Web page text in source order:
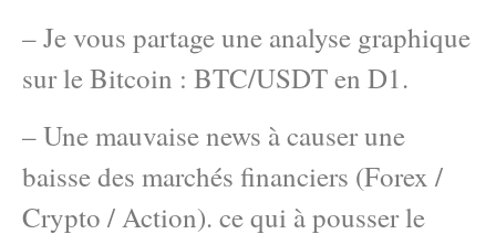
– Je vous partage une analyse graphique
sur le Bitcoin : BTC/USDT en D1.
– Une mauvaise news à causer une
baisse des marchés financiers (Forex /
Crypto / Action). ce qui à pousser le